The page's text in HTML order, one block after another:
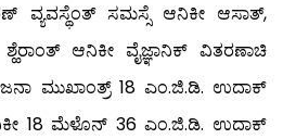
ವ್ಯವಸ್ಥೆಂತ್ ಸಮಸ್ಸೆ ಆನಿಕೀ ಆಸಾತ್,
ಆನಿಕೀ ವೈಜ್ಞಾನಿಕ್ ವಿತರಣಾಚಿ
ಮುಖಾಂತ್ರ್ 18 ಎಂ.ಜಿ.ಡಿ. ಉದಾಕ್
18 ಮೆಳೊನ್ 36 ಎಂ.ಜಿ.ಡಿ. ಉದಾಕ್